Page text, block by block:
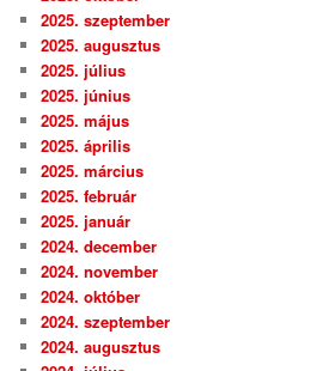
2025. szeptember
2025. augusztus
2025. július
2025. június
2025. május
2025. április
2025. március
2025. február
2025. január
2024. december
2024. november
2024. október
2024. szeptember
2024. augusztus